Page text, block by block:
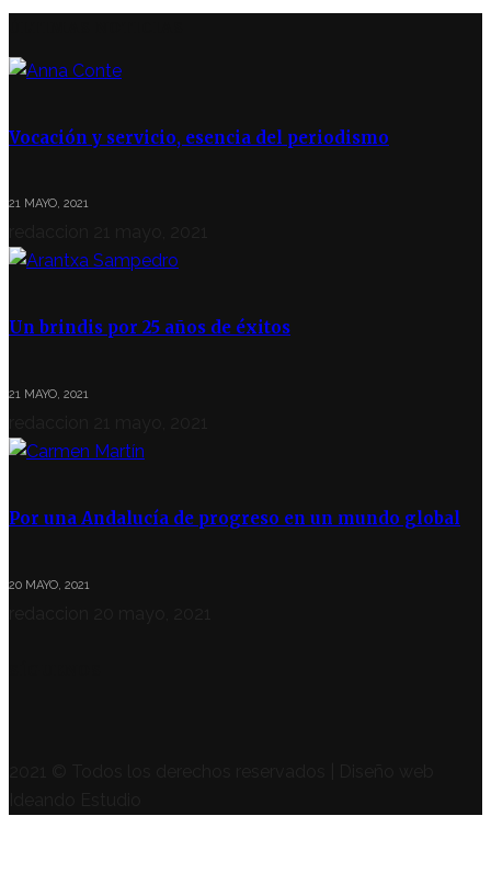
Vocación y servicio, esencia del periodismo
21 MAYO, 2021
Un brindis por 25 años de éxitos
21 MAYO, 2021
Por una Andalucía de progreso en un mundo global
20 MAYO, 2021